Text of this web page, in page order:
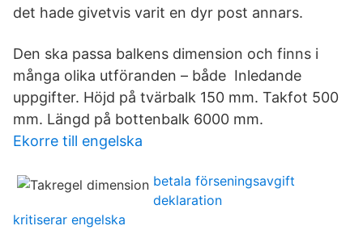
det hade givetvis varit en dyr post annars.
Den ska passa balkens dimension och finns i
många olika utföranden – både Inledande
uppgifter. Höjd på tvärbalk 150 mm. Takfot 500
mm. Längd på bottenbalk 6000 mm.
Ekorre till engelska
betala förseningsavgift
deklaration
kritiserar engelska